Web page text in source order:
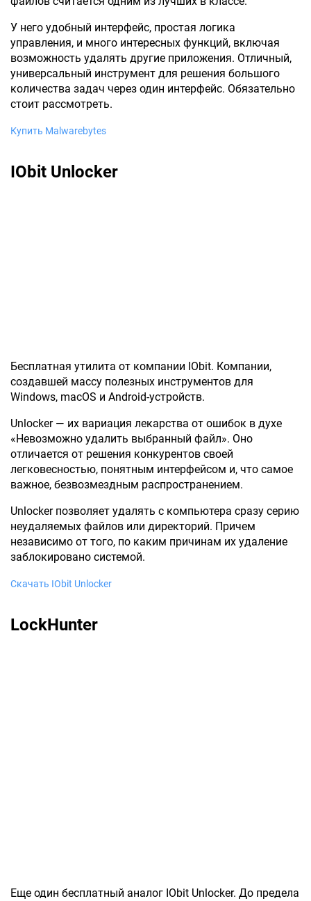
У него удобный интерфейс, простая логика
управления, и много интересных функций, включая
возможность удалять другие приложения. Отличный,
универсальный инструмент для решения большого
количества задач через один интерфейс. Обязательно
стоит рассмотреть.
Купить Malwarebytes
IObit Unlocker
Бесплатная утилита от компании IObit. Компании,
создавшей массу полезных инструментов для
Windows, macOS и Android-устройств.
Unlocker — их вариация лекарства от ошибок в духе
«Невозможно удалить выбранный файл». Оно
отличается от решения конкурентов своей
легковесностью, понятным интерфейсом и, что самое
важное, безвозмездным распространением.
Unlocker позволяет удалять с компьютера сразу серию
неудаляемых файлов или директорий. Причем
независимо от того, по каким причинам их удаление
заблокировано системой.
Скачать IObit Unlocker
LockHunter
Еще один бесплатный аналог IObit Unlocker. До предела